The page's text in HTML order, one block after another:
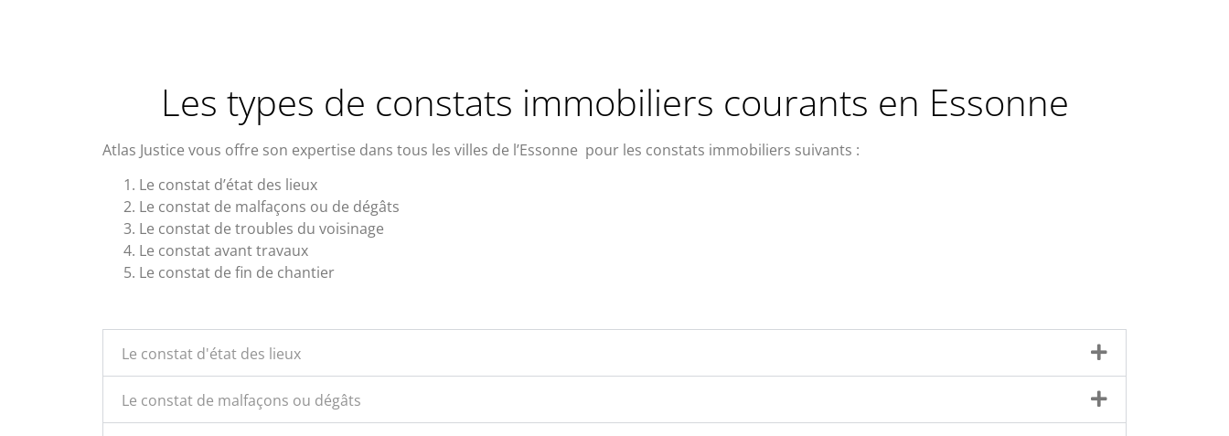
Les types de constats immobiliers courants en Essonne
Atlas Justice vous offre son expertise dans tous les villes de l’Essonne pour les constats immobiliers suivants :
Le constat d’état des lieux
Le constat de malfaçons ou de dégâts
Le constat de troubles du voisinage
Le constat avant travaux
Le constat de fin de chantier
Le constat d'état des lieux
Le constat de malfaçons ou dégâts